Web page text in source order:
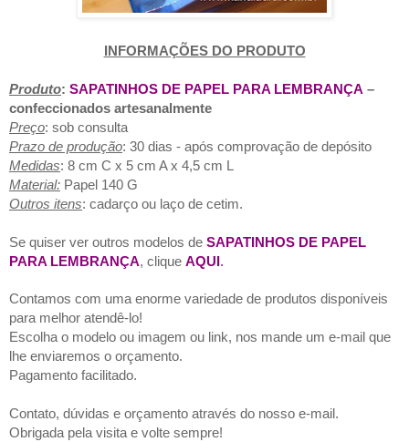
INFORMAÇÕES DO PRODUTO
Produto: SAPATINHOS DE PAPEL PARA LEMBRANÇA –
confeccionados artesanalmente
Preço: sob consulta
Prazo de produção: 30 dias - após comprovação de depósito
Medidas: 8 cm C x 5 cm A x 4,5 cm L
Material: Papel 140 G
Outros itens: cadarço ou laço de cetim.
Se quiser ver outros modelos de SAPATINHOS DE PAPEL
PARA LEMBRANÇA, clique AQUI.
Contamos com uma enorme variedade de produtos disponíveis
para melhor atendê-lo!
Escolha o modelo ou imagem ou link, nos mande um e-mail que
lhe enviaremos o orçamento.
Pagamento facilitado.
Contato, dúvidas e orçamento através do nosso e-mail.
Obrigada pela visita e volte sempre!